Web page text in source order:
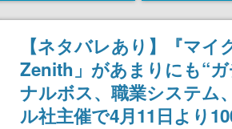
べてが見放題に、ぶっち
ゃけありえないラインナ
Dream」に
ン！
同開発、食事だ
ステージショー
のホラー体験も
【ネタバレあり】『マ
Zenith」があまりにも“
ナルボス、職業システム
ル社主催で4月11日より